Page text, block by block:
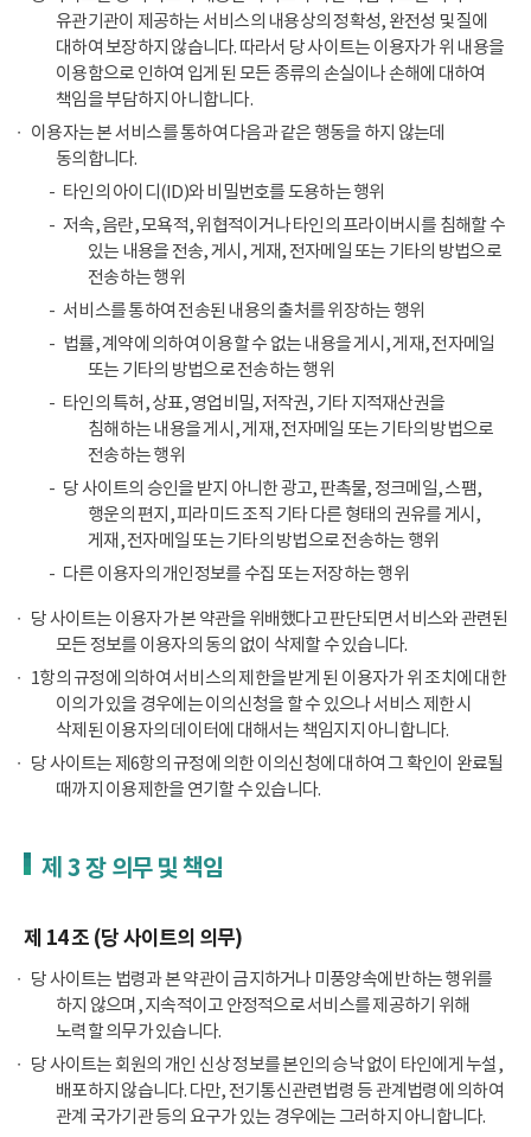
유관기관이 제공하는 서비스의 내용상의 정확성, 완전성 및 질에
대하여 보장하지 않습니다. 따라서 당 사이트는 이용자가 위 내용을
이용함으로 인하여 입게 된 모든 종류의 손실이나 손해에 대하여
책임을 부담하지 아니합니다.
이용자는 본 서비스를 통하여 다음과 같은 행동을 하지 않는데
동의합니다.
타인의 아이디(ID)와 비밀번호를 도용하는 행위
저속, 음란, 모욕적, 위협적이거나 타인의 프라이버시를 침해할 수
있는 내용을 전송, 게시, 게재, 전자메일 또는 기타의 방법으로
전송하는 행위
서비스를 통하여 전송된 내용의 출처를 위장하는 행위
법률, 계약에 의하여 이용할 수 없는 내용을 게시, 게재, 전자메일
또는 기타의 방법으로 전송하는 행위
타인의 특허, 상표, 영업비밀, 저작권, 기타 지적재산권을
침해하는 내용을 게시, 게재, 전자메일 또는 기타의 방법으로
전송하는 행위
당 사이트의 승인을 받지 아니한 광고, 판촉물, 정크메일, 스팸,
행운의 편지, 피라미드 조직 기타 다른 형태의 권유를 게시,
게재, 전자메일 또는 기타의 방법으로 전송하는 행위
다른 이용자의 개인정보를 수집 또는 저장하는 행위
당 사이트는 이용자가 본 약관을 위배했다고 판단되면 서비스와 관련된
모든 정보를 이용자의 동의 없이 삭제할 수 있습니다.
1항의 규정에 의하여 서비스의 제한을 받게 된 이용자가 위 조치에 대한
이의가 있을 경우에는 이의신청을 할 수 있으나 서비스 제한 시
삭제된 이용자의 데이터에 대해서는 책임지지 아니합니다.
당 사이트는 제6항의 규정에 의한 이의신청에 대하여 그 확인이 완료될
때까지 이용제한을 연기할 수 있습니다.
제 3 장 의무 및 책임
제 14 조 (당 사이트의 의무)
당 사이트는 법령과 본 약관이 금지하거나 미풍양속에 반하는 행위를
하지 않으며, 지속적이고 안정적으로 서비스를 제공하기 위해
노력할 의무가 있습니다.
당 사이트는 회원의 개인 신상 정보를 본인의 승낙 없이 타인에게 누설,
배포하지 않습니다. 다만, 전기통신관련법령 등 관계법령에 의하여
관계 국가기관 등의 요구가 있는 경우에는 그러하지 아니합니다.